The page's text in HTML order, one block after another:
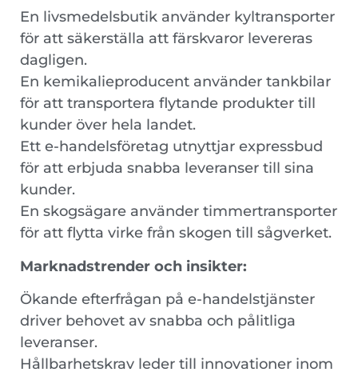
En livsmedelsbutik använder kyltransporter
för att säkerställa att färskvaror levereras
dagligen.
En kemikalieproducent använder tankbilar
för att transportera flytande produkter till
kunder över hela landet.
Ett e-handelsföretag utnyttjar expressbud
för att erbjuda snabba leveranser till sina
kunder.
En skogsägare använder timmertransporter
för att flytta virke från skogen till sågverket.
Marknadstrender och insikter:
Ökande efterfrågan på e-handelstjänster
driver behovet av snabba och pålitliga
leveranser.
Hållbarhetskrav leder till innovationer inom